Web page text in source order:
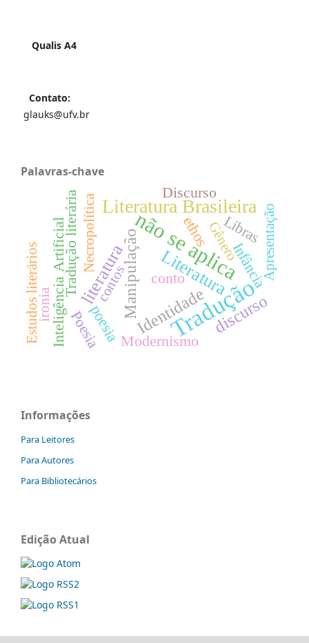
Qualis A4
Contato:
glauks@ufv.br
Palavras-chave
Tradução
não se aplica
Literatura Brasileira
literatura Literatura
Manipulação discurso
Identidade
Tradução literária conto Infância
Modernismo
ethos Libras
Inteligência Artificial poesia
Discurso
Poesia
contos
Necropolítica Apresentação
Gênero
ironia
Estudos literários
Informações
Para Leitores
Para Autores
Para Bibliotecários
Edição Atual